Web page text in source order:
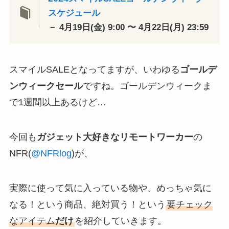
スケジュール
－ 4月19日(金) 9:00 〜 4月22日(月) 23:59
スマイルSALEとなってますが、いわゆる ゴールデ
ンウィークセールですね。ゴールデンウィークま
で1週間以上あるけど…
今回も ガジェット大好きなリモートワーカーの
NFR(@NFRlog)が、
実際に使って気に入っている物や、めっちゃ気に
なる！という商品、絶対買う！という 要チェック
なアイテムだけを紹介していきます。